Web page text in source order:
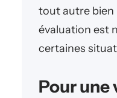
tout autre bien
évaluation est
certaines
Pour une